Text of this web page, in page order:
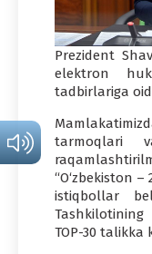
Prezident
elektron
tadbirlariga
tarmoqlari
“O‘zbekiston
istiqbollar
TOP-30 talikka